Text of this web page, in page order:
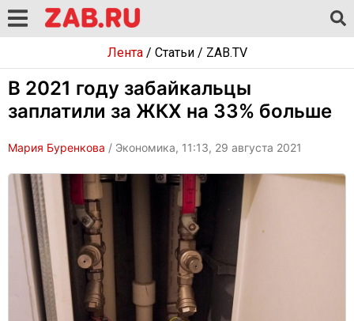
Лента/ Статьи/ ZAB.TV
В 2021 году забайкальцы
заплатили за ЖКХ на 33% больше
Мария Буренкова / Экономика, 11:13, 29 августа 2021